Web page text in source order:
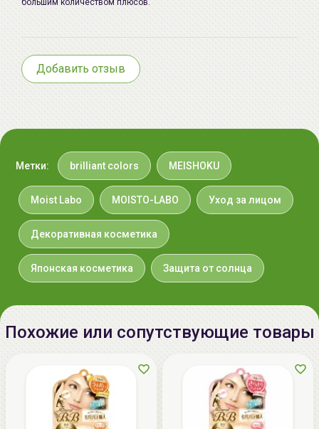
Производитель:
MOMOTANI JUNTENKAN LTD., 1-4-
1, Uemachi, Chuo-Ku, Osaka, 540-
0005, Japan
Беларусь:
Беларусь, 220113 Минск,
ул.Мележа, д.5, корп.1, пом.233.
+375296092910
group@allcosmetics.by
большим количеством плюсов.
Добавить отзыв
Метки: brilliant colors MEISHOKU
Moist Labo MOISTO-LABO Уход за лицом
Декоративная косметика
Японская косметика Защита от солнца
Похожие или сопутствующие товары